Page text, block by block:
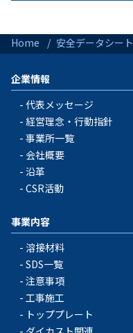
Home 安全データシート
企業情報
代表メッセージ
経営理念・行動指針
事業所一覧
会社概要
沿革
CSR活動
事業内容
溶接材料
SDS一覧
注意事項
工事施工
トッププレート